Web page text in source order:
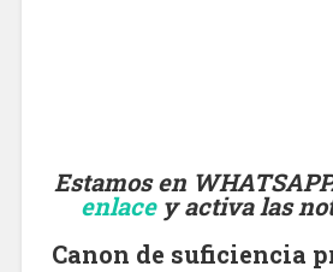
Estamos en
enlacey activa las
Canon de suficiencia